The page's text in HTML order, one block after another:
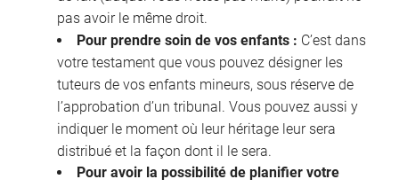
pas avoir le même droit.
Pour prendre soin de vos enfants : C’est dans
votre testament que vous pouvez désigner les
tuteurs de vos enfants mineurs, sous réserve de
l’approbation d’un tribunal. Vous pouvez aussi y
indiquer le moment où leur héritage leur sera
distribué et la façon dont il le sera.
Pour avoir la possibilité de planifier votre